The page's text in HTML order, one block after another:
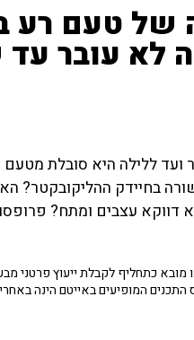
של טעם רע
לא עובר
בבוקר ועד ללילה היא סובלת
בחיידק ההליקובקטר?
דווקא עצבים ומתח?
כתחליף לקבלת ייעוץ פרטני
המופיעים באייטם הינה